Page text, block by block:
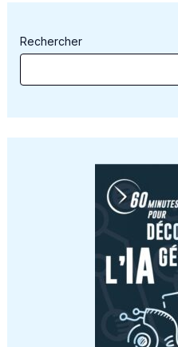
Rechercher